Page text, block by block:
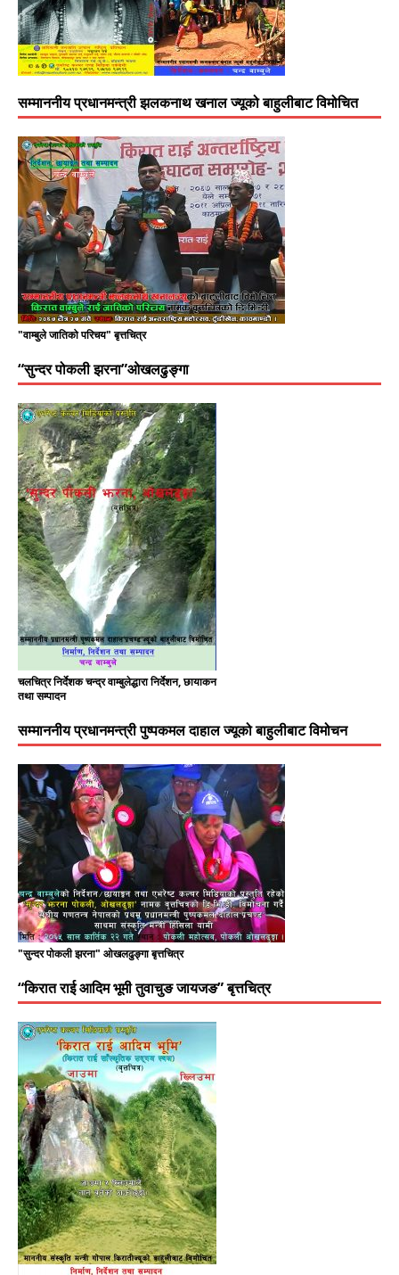
सम्माननीय प्रधानमन्त्री झलकनाथ खनाल ज्यूको बाहुलीबाट विमोचित
"वाम्बुले जातिको परिचय" बृत्तचित्र
“सुन्दर पोकली झरना”ओखलढुङ्गा
चलचित्र निर्देशक चन्द्र वाम्बुलेद्धारा निर्देशन, छायाकन
तथा सम्पादन
सम्माननीय प्रधानमन्त्री पुष्पकमल दाहाल ज्यूको बाहुलीबाट विमोचन
"सुन्दर पोकली झरना" ओखलढुङ्गा बृत्तचित्र
“किरात राई आदिम भूमी तुवाचुङ जायजङ” बृत्तचित्र